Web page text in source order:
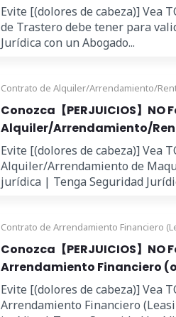
Evite [(dolores de cabeza)] Vea
de Trastero debe tener para
Jurídica con un Abogado...
Contrato de Alquiler/Arrendamiento/
Conozca【PERJUICIOS】
Alquiler/Arrendamiento/
Evite [(dolores de cabeza)] Vea
Alquiler/Arrendamiento de
jurídica | Tenga Seguridad
Contrato de Arrendamiento Financiero
Conozca【PERJUICIOS】
Arrendamiento Financiero
Evite [(dolores de cabeza)] Vea
Arrendamiento Financiero